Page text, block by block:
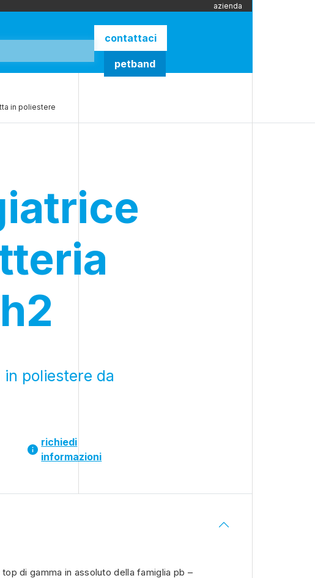
azienda
contattaci
petband
in poliestere
poliestere da
richiedi
informazioni
di gamma in assoluto della famiglia pb –